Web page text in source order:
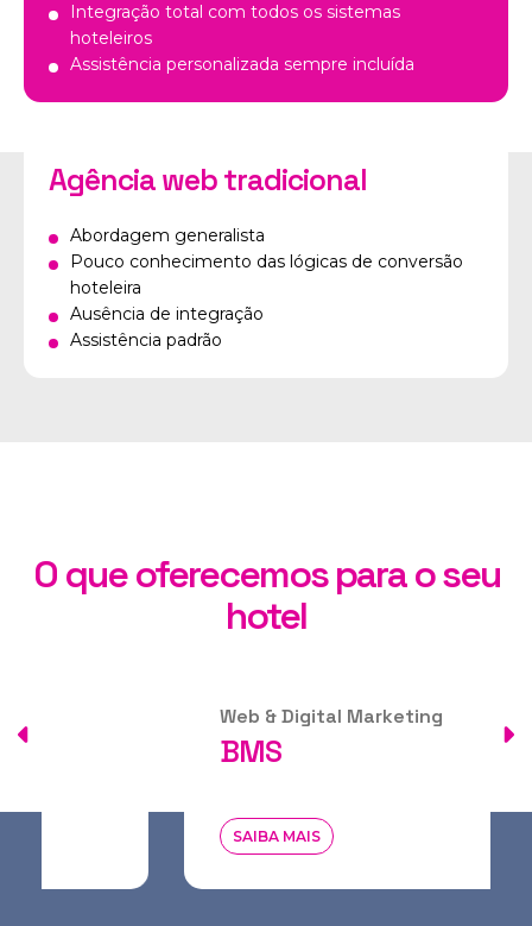
Agência web tradicional
Abordagem generalista
Pouco conhecimento das lógicas de conversão
hoteleira
Ausência de integração
Assistência padrão
Integração total com todos os sistemas
hoteleiros
Assistência personalizada sempre incluída
O que oferecemos para o seu
hotel
Web & Digital Marketing